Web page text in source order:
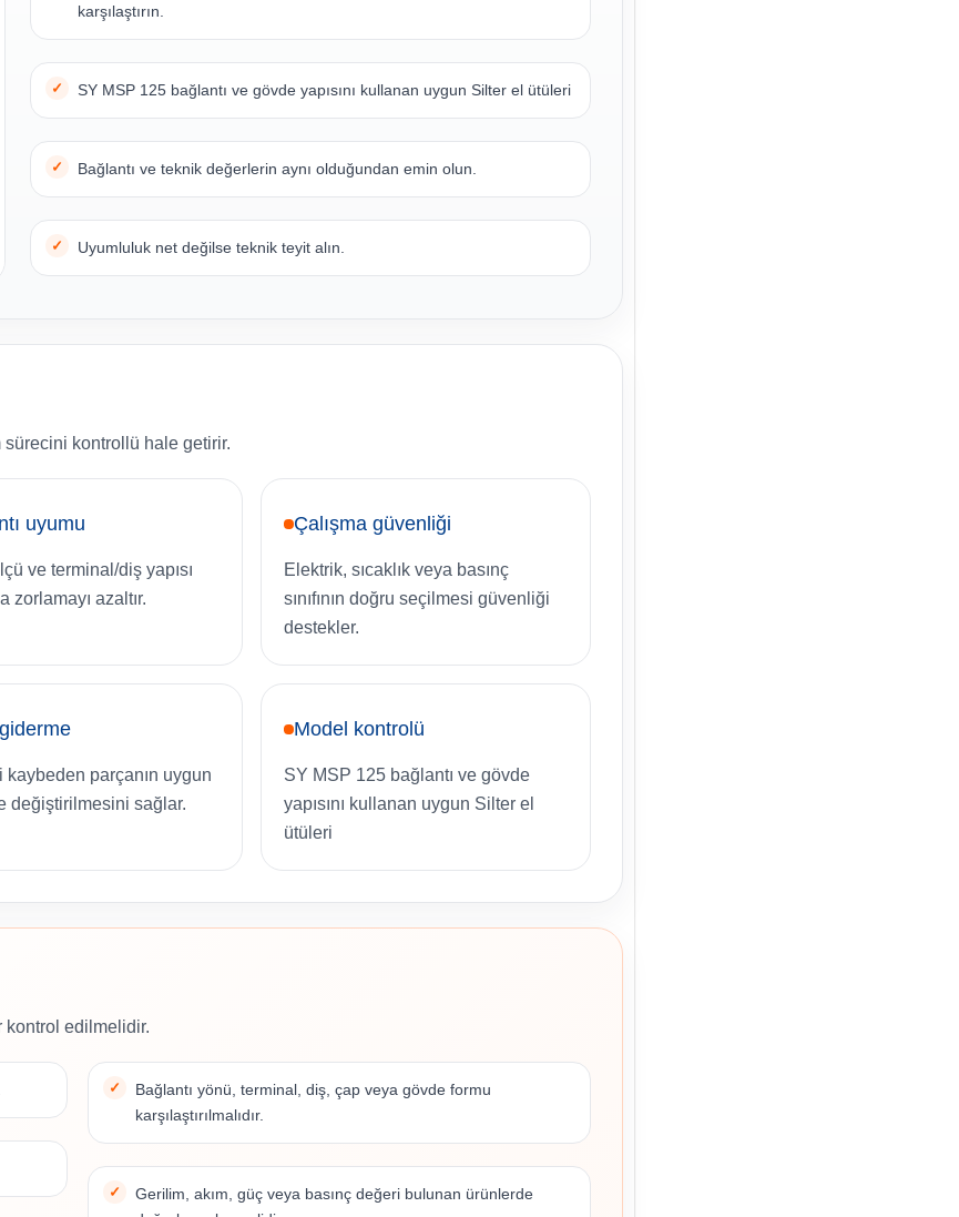
karşılaştırın.
SY MSP 125 bağlantı ve gövde yapısını kullanan uygun Silter el ütüleri
Bağlantı ve teknik değerlerin aynı olduğundan emin olun.
Uyumluluk net değilse teknik teyit alın.
kontrollü hale getirir.
uyumu
ve terminal/diş yapısı
zorlamayı azaltır.
Çalışma güvenliği
Elektrik, sıcaklık veya basınç
sınıfının doğru seçilmesi güvenliği
destekler.
kaybeden parçanın uygun
değiştirilmesini sağlar.
Model kontrolü
SY MSP 125 bağlantı ve gövde
yapısını kullanan uygun Silter el
ütüleri
edilmelidir.
Bağlantı yönü, terminal, diş, çap veya gövde formu
karşılaştırılmalıdır.
Gerilim, akım, güç veya basınç değeri bulunan ürünlerde